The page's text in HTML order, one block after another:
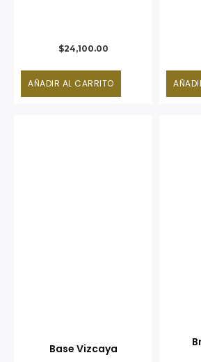
$24,100.00
AÑADIR AL CARRITO
Base Vizcaya